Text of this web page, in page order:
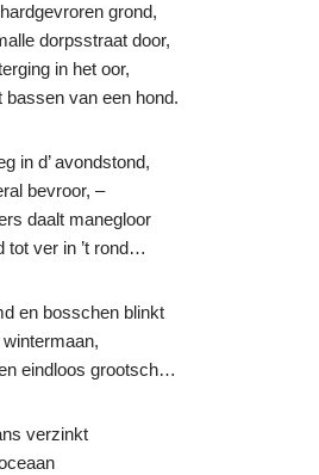
grond,
dorpsstraat door,
in het oor,
van een hond.
in d’ avondstond,
bevroor, –
daalt manegloor
tot ver in ’t rond…
en bosschen blinkt
eindloos grootsch…
verzinkt